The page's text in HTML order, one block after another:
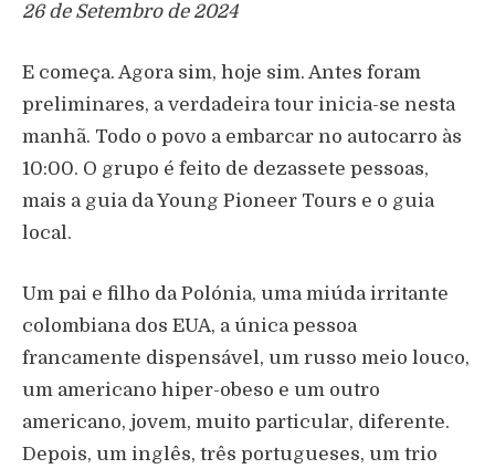
26 de Setembro de 2024
E começa. Agora sim, hoje sim. Antes foram
preliminares, a verdadeira tour inicia-se nesta
manhã. Todo o povo a embarcar no autocarro às
10:00. O grupo é feito de dezassete pessoas,
mais a guia da Young Pioneer Tours e o guia
local.
Um pai e filho da Polónia, uma miúda irritante
colombiana dos EUA, a única pessoa
francamente dispensável, um russo meio louco,
um americano hiper-obeso e um outro
americano, jovem, muito particular, diferente.
Depois, um inglês, três portugueses, um trio